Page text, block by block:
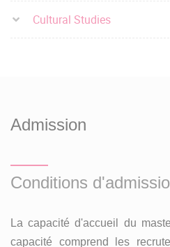
Cultural Studies
Admission
Conditions
La capacité d'accueil du
capacité comprend les